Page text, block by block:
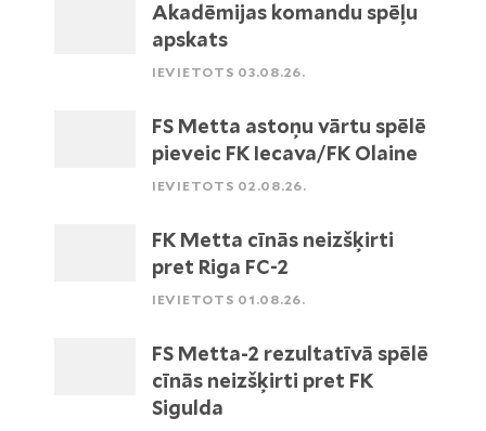
Akadēmijas komandu spēļu
apskats
IEVIETOTS 03.08.26.
FS Metta astoņu vārtu spēlē
pieveic FK Iecava/FK Olaine
IEVIETOTS 02.08.26.
FK Metta cīnās neizšķirti
pret Riga FC-2
IEVIETOTS 01.08.26.
FS Metta-2 rezultatīvā spēlē
cīnās neizšķirti pret FK
Sigulda